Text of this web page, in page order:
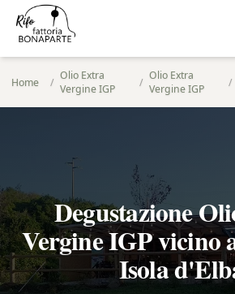
Home / Olio Extra
Vergine IGP
/ Olio Extra
Vergine IGP
/
Degustazione
Vergine IGP vicino
Isola